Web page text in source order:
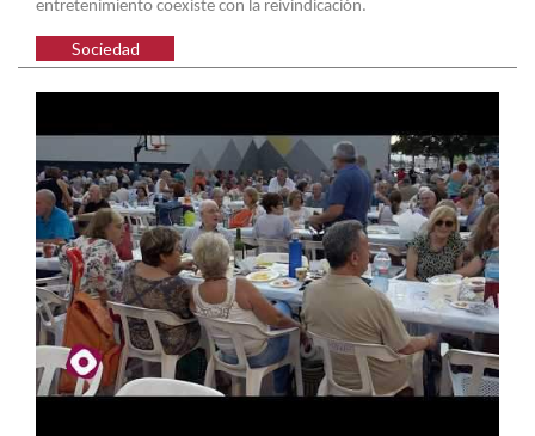
entretenimiento coexiste con la reivindicación.
Sociedad